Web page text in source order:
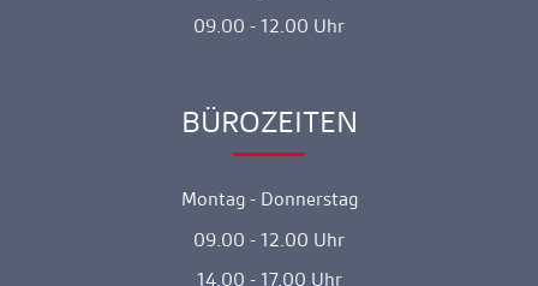
09.00 - 12.00 Uhr
Ankerlink
BÜROZEITEN
Montag - Donnerstag
09.00 - 12.00 Uhr
14.00 - 17.00 Uhr